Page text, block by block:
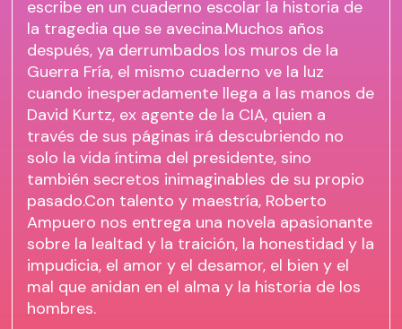
escribe en un cuaderno escolar la historia de
la tragedia que se avecina.Muchos años
después, ya derrumbados los muros de la
Guerra Fría, el mismo cuaderno ve la luz
cuando inesperadamente llega a las manos de
David Kurtz, ex agente de la CIA, quien a
través de sus páginas irá descubriendo no
solo la vida íntima del presidente, sino
también secretos inimaginables de su propio
pasado.Con talento y maestría, Roberto
Ampuero nos entrega una novela apasionante
sobre la lealtad y la traición, la honestidad y la
impudicia, el amor y el desamor, el bien y el
mal que anidan en el alma y la historia de los
hombres.